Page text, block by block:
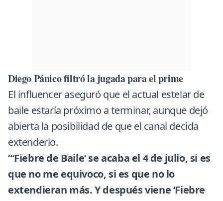
Diego Pánico filtró la jugada para el prime
El influenceraseguró que el actual estelar de
baile estaría próximo a terminar, aunque dejó
abierta la posibilidad de que el canal decida
extenderlo.
“‘Fiebre de Baile’ se acaba el 4 de julio, si es
que no me equivoco, si es que no lo
extendieran más. Y después viene ‘Fiebre